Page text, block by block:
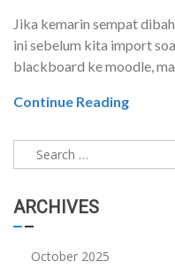
Jika kemarin sempat
ini sebelum kita import
blackboard ke moodle,
Continue Reading
Search
for:
ARCHIVES
October 2025